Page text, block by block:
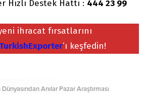
Hızlı Destek Hattı : 444 23 99
ihracat fırsatlarını
TurkishExporter‘ı keşfedin!
Dünyasından Anılar Pazar Araştırması